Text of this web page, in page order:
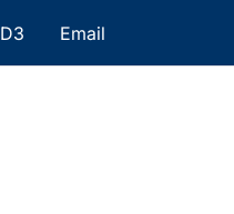
D3 Email